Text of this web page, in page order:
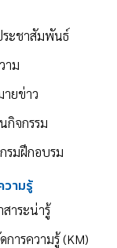
ระชาสัมพันธ์
าม
ยข่าว
กิจกรรม
รมฝึกอบรม
วามรู้
าระน่ารู้
การความรู้ (KM)